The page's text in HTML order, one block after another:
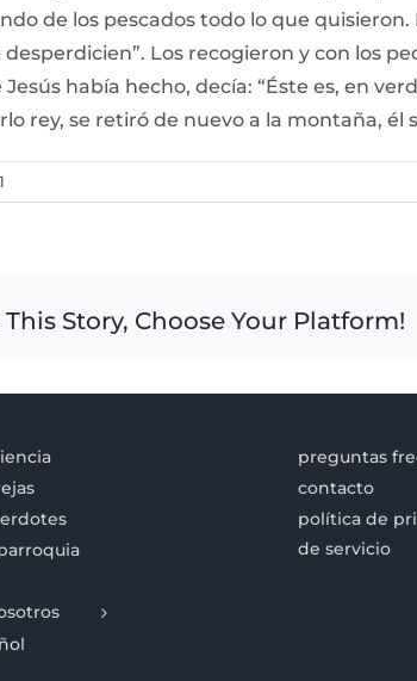
de los pescados todo lo que
desperdicien”. Los recogieron y con los
había hecho, decía: “Éste es, en
rey, se retiró de nuevo a la montaña, él
This Story, Choose Your Platform!
preguntas
contacto
política de
de servicio